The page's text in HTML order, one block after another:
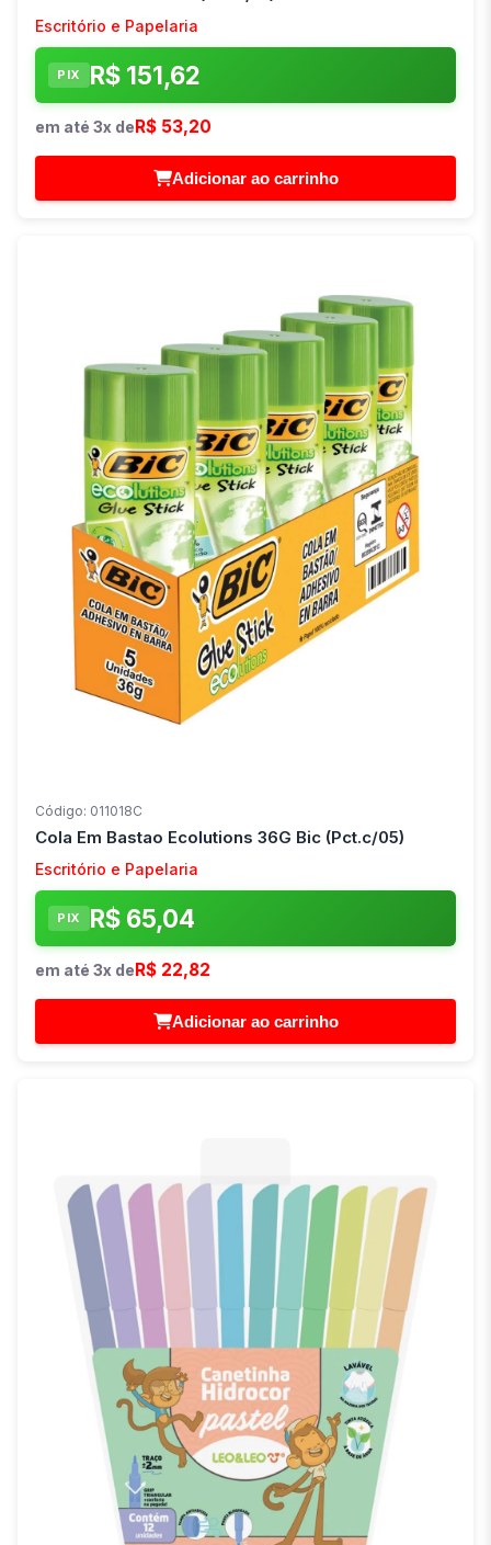
Escritório e Papelaria
PIX R$ 151,62
em até 3x deR$ 53,20
Adicionar ao carrinho
Código: 011018C
Cola Em Bastao Ecolutions 36G Bic (Pct.c/05)
Escritório e Papelaria
PIX R$ 65,04
em até 3x de R$ 22,82
Adicionar ao carrinho